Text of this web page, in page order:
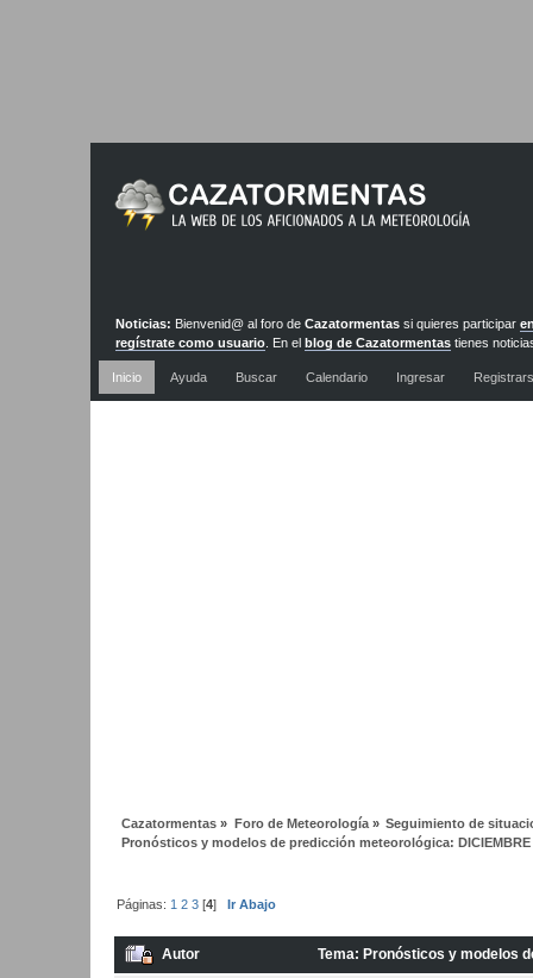
Noticias: Bienvenid@ al foro deCazatormentas si quieres participar
regístrate como usuario . En elblog de Cazatormentas tienes
actualizadas diariamente
Inicio
Ayuda Buscar Calendario Ingresar
Cazatormentas » Foro de Meteorología» Seguimiento de
Pronósticos y modelos de predicción meteorológica: DICIEMBRE
Páginas: 1 2 3 [4]Ir Abajo
Autor Tema: Pronósticos y modelos